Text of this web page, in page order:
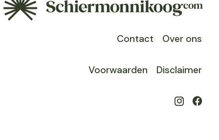
Contact Over ons
Voorwaarden Disclaimer